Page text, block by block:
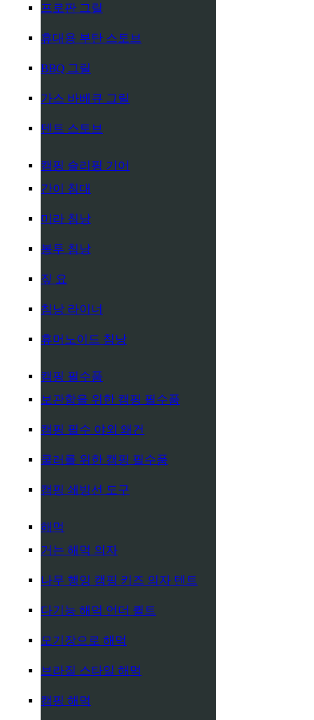
프로판 그릴
휴대용 부탄 스토브
BBQ 그릴
가스 바베큐 그릴
텐트 스토브
캠핑 슬리핑 기어
간이 침대
미라 침낭
봉투 침낭
짚 요
침낭 라이너
휴머노이드 침낭
캠핑 필수품
보관함을 위한 캠핑 필수품
캠핑 필수 야외 왜건
쿨러를 위한 캠핑 필수품
캠핑 쇄빙선 도구
해먹
거는 해먹 의자
나무 행잉 캠핑 키즈 의자 텐트
다기능 해먹 언더 퀼트
모기장으로 해먹
브라질 스타일 해먹
캠핑 해먹